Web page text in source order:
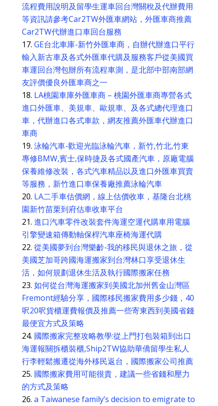
流程費用說明及留學生運車回台灣關稅及代辦費用
等資訊請參考Car2TW外匯車網站，外匯車商推薦
Car2TW代辦進口車回台服務
GE台北車庫-新竹外匯車商，自辦代辦進口平行
輸入新古車及各式外匯車代購及服務客戶從美國買
車運回台灣包辦所有流程車測，是北部中部南部網
友評價優良外匯車商之一
LA桃園車庫外匯車商 – 桃園外匯車商專營各式
進口外匯車、美規車、歐規車、及各式總代理進口
車，代辦進口各式車款，網友推薦外匯車代辦進口
車商
泳輪汽車-歡迎光臨泳輪汽車，新竹,竹北,竹東
專修BMW,賓士,保時捷及各式國產汽車，原廠電腦
保養維修改裝，各式汽車精品以及進口外匯車買賣
等服務，新竹進口車保養廠推薦泳輪汽車
LA二手車估價網，線上估價收車，基隆台北桃
園新竹苗栗到府估車收車平台
進口汽車零件改裝套件海運空運代購車用電腦
引擎變速箱傳動軸保桿汽車座椅海運代購
從美國夢到台灣樂齡-我的移民與退休之旅，從
美國芝加哥跨國海運搬家到台灣林口享受退休生
活，如何規劃退休生活及執行國際搬家任務
如何從台灣海運搬家到美國北加州舊金山灣區
Fremont經驗分享，國際移民搬家費用多少錢，40
呎20呎貨櫃運費報價及推薦一些寄東西到美國省錢
最便宜方式及策略
國際搬家完整攻略教學:從上門打包裝箱到出口
海運報關拆櫃裝櫃,Ship2TW協助華僑留學生私人
行李輕鬆搬遷從海外移民返台，國際搬家公司推薦
國際搬家費用可能很貴，建議一些省錢和壓力
的方式及策略
a Taiwanese family’s decision to emigrate to